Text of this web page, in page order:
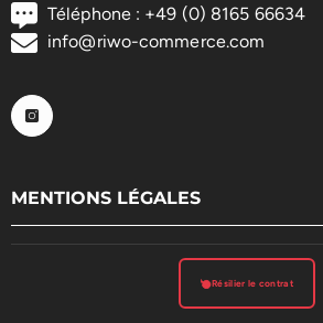
Téléphone : +49 (0) 8165 66634
info@riwo-commerce.com
MENTIONS LÉGALES
Résilier le contrat